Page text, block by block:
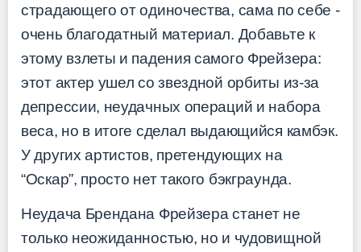
страдающего от одиночества, сама по себе -
очень благодатный материал. Добавьте к
этому взлеты и падения самого Фрейзера:
этот актер ушел со звездной орбиты из-за
депрессии, неудачных операций и набора
веса, но в итоге сделал выдающийся камбэк.
У других артистов, претендующих на
“Оскар”, просто нет такого бэкграунда.
Неудача Брендана Фрейзера станет не
только неожиданностью, но и чудовищной